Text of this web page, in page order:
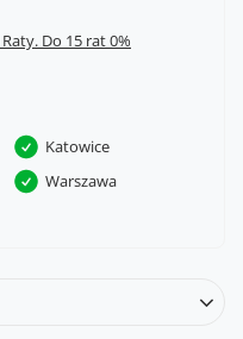
Katowice
Warszawa